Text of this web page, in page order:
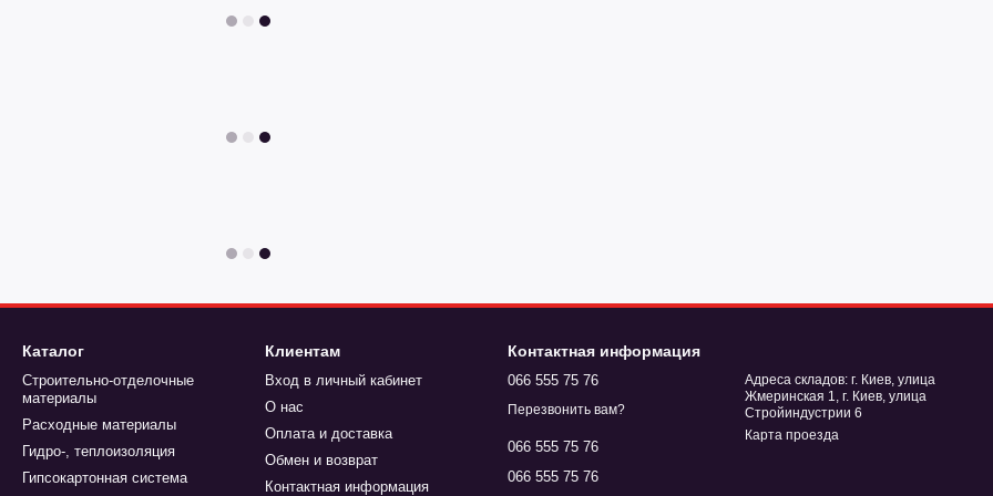
Каталог
Строительно-отделочные
материалы
Расходные материалы
Гидро-, теплоизоляция
Гипсокартонная система
Клиентам
Вход в личный кабинет
О нас
Оплата и доставка
Обмен и возврат
Контактная информация
Контактная информация
066 555 75 76
Перезвонить вам?
066 555 75 76
066 555 75 76
Адреса складов: г. Киев, улица
Жмеринская 1, г. Киев, улица
Стройиндустрии 6
Карта проезда